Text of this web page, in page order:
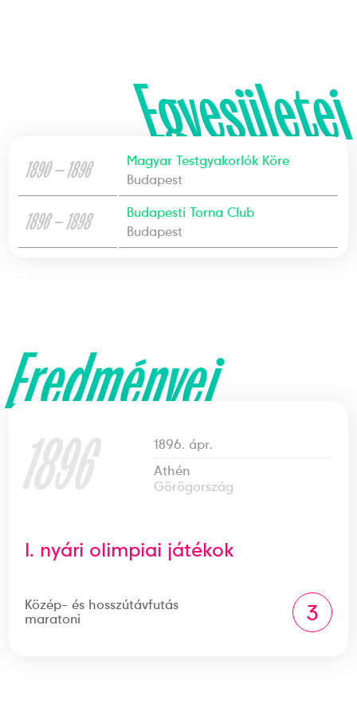
Egyesületei
1890 — 1896
Magyar Testgyakorlók Köre
Budapest
1896 — 1898
Budapesti Torna Club
Budapest
Eredményei
1896
1896. ápr.
Athén
Görögország
I. nyári olimpiai játékok
Közép- és hosszútávfutás
maratoni
3